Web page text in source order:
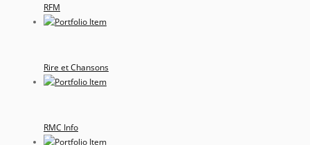
RFM
Rire et Chansons
RMC Info